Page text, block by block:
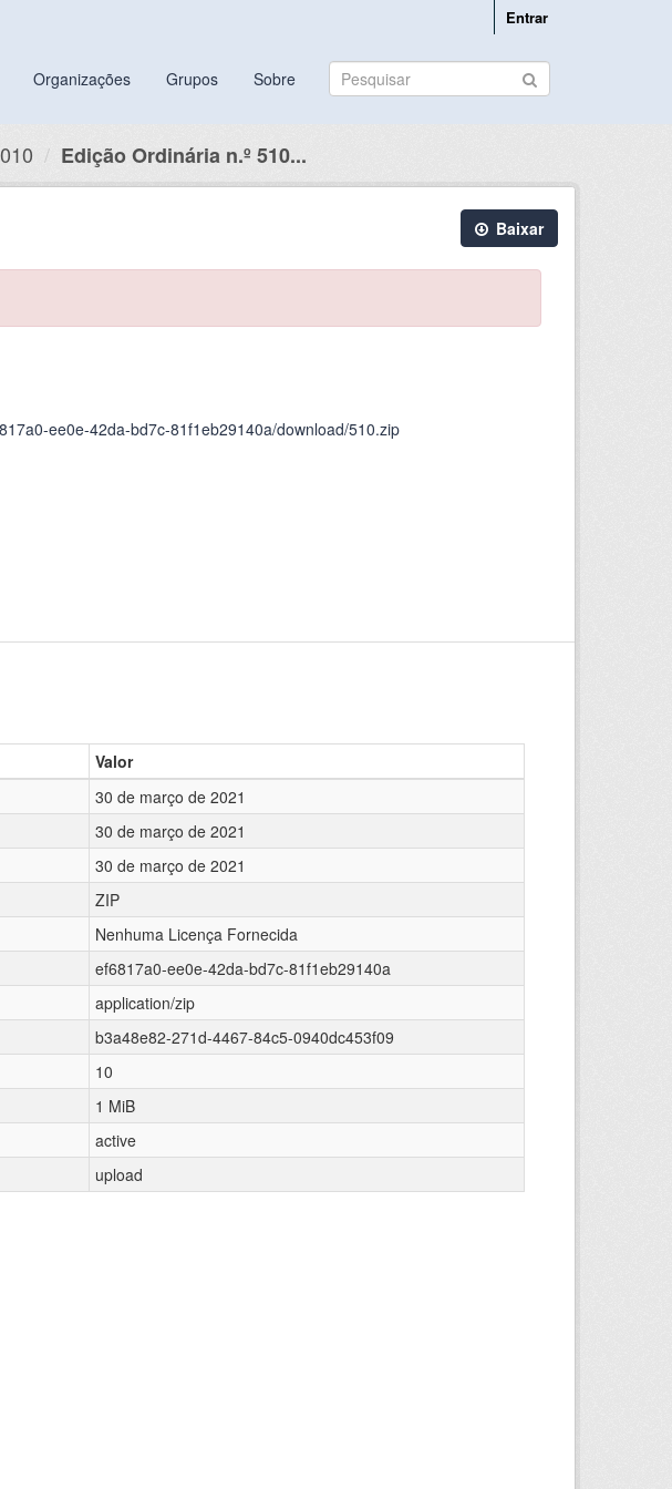
Entrar
Organizações Grupos Sobre
Edição Ordinária n.º 510...
Baixar
ee0e-42da-bd7c-81f1eb29140a/download/510.zip
Valor
30 de março de 2021
30 de março de 2021
30 de março de 2021
ZIP
Nenhuma Licença Fornecida
ef6817a0-ee0e-42da-bd7c-81f1eb29140a
application/zip
b3a48e82-271d-4467-84c5-0940dc453f09
10
1 MiB
active
upload